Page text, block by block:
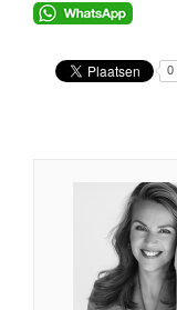
0